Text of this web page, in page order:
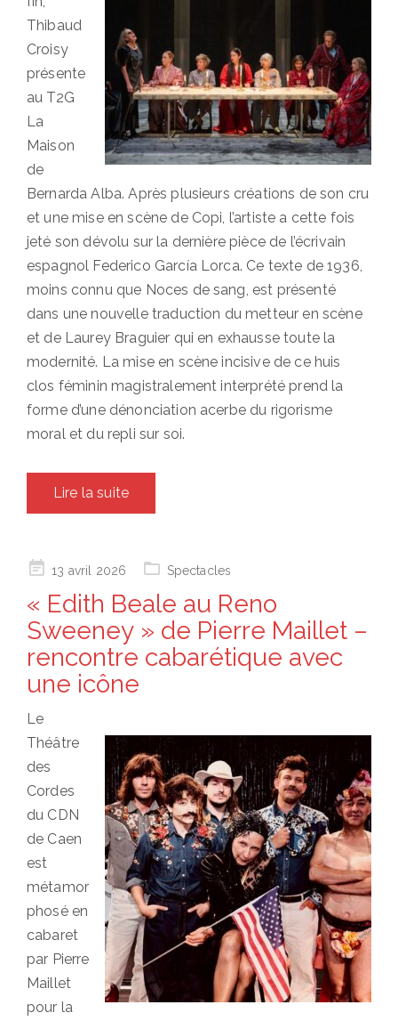
Thibaud
Croisy
présente
au T2G
La
Maison
de
Bernarda Alba. Après plusieurs créations de son cru
et une mise en scène de Copi, l’artiste a cette fois
jeté son dévolu sur la dernière pièce de l’écrivain
espagnol Federico García Lorca. Ce texte de 1936,
moins connu que Noces de sang, est présenté
dans une nouvelle traduction du metteur en scène
et de Laurey Braguier qui en exhausse toute la
modernité. La mise en scène incisive de ce huis
clos féminin magistralement interprété prend la
forme d’une dénonciation acerbe du rigorisme
moral et du repli sur soi.
Lire la suite
Posted13 avril 2026 Spectacles
« Edith Beale au Reno
Sweeney » de Pierre Maillet –
rencontre cabarétique avec
une icône
Le
Théâtre
des
Cordes
du CDN
de Caen
est
métamor
phosé en
cabaret
par Pierre
Maillet
pour la